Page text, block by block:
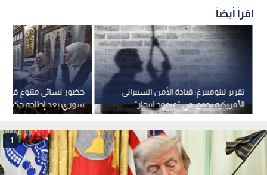
اقرأ أيضاً
حضور نسائي متنوع في
سوري بعد إطاحة حكم
تقرير لبلومبيرغ: قيادة الأمن السيبراني
الأمريكية تحقق في "عنقود انتحار"
بمقرها
1